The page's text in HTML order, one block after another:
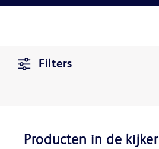
Filters
Producten in de kijker